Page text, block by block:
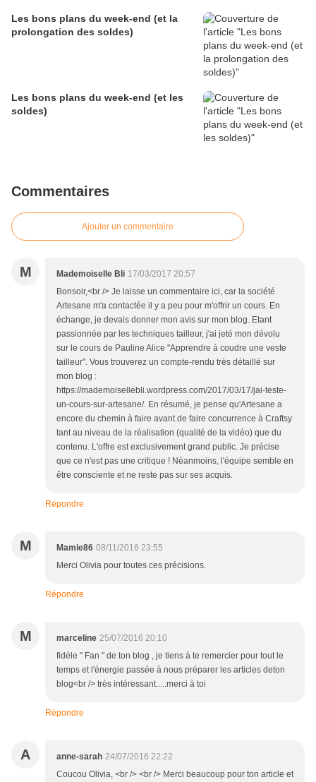
Les bons plans du week-end (et la
prolongation des soldes)
Les bons plans du week-end (et les
soldes)
Commentaires
Ajouter un commentaire
M Mademoiselle Bli 17/03/2017 20:57
Bonsoir,<br /> Je laisse un commentaire ici, car la société
Artesane m'a contactée il y a peu pour m'offrir un cours. En
échange, je devais donner mon avis sur mon blog. Etant
passionnée par les techniques tailleur, j'ai jeté mon dévolu
sur le cours de Pauline Alice "Apprendre à coudre une veste
tailleur". Vous trouverez un compte-rendu très détaillé sur
mon blog :
https://mademoisellebli.wordpress.com/2017/03/17/jai-teste-
un-cours-sur-artesane/. En résumé, je pense qu'Artesane a
encore du chemin à faire avant de faire concurrence à Craftsy
tant au niveau de la réalisation (qualité de la vidéo) que du
contenu. L'offre est exclusivement grand public. Je précise
que ce n'est pas une critique ! Néanmoins, l'équipe semble en
être consciente et ne reste pas sur ses acquis.
Répondre
M Mamie86 08/11/2016 23:55
Merci Olivia pour toutes ces précisions.
Répondre
M marceline 25/07/2016 20:10
fidèle " Fan " de ton blog , je tiens à te remercier pour tout le
temps et l'énergie passée à nous préparer les articles deton
blog<br /> très intéressant.....merci à toi
Répondre
A anne-sarah 24/07/2016 22:22
Coucou Olivia, <br /> <br /> Merci beaucoup pour ton article et